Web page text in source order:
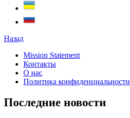
Назад
Mission Statement
Контакты
О нас
Политика конфиденциальности
Последние новости